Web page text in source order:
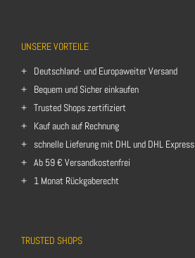
UNSERE VORTEILE
Deutschland- und Europaweiter Versand
Bequem und Sicher einkaufen
Trusted Shops zertifiziert
Kauf auch auf Rechnung
schnelle Lieferung mit DHL und DHL Express
Ab 59 € Versandkostenfrei
1 Monat Rückgaberecht
TRUSTED SHOPS